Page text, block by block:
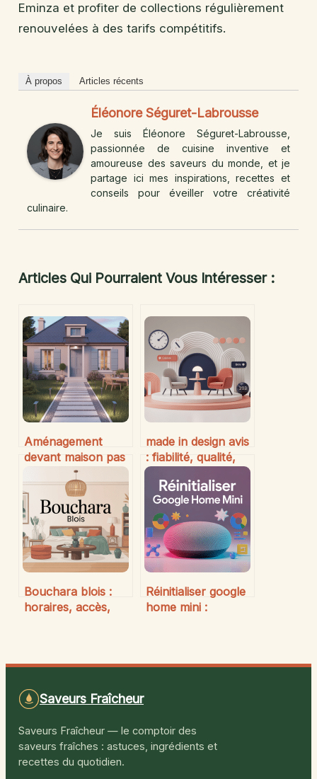
Eminza et profiter de collections régulièrement
renouvelées à des tarifs compétitifs.
À propos Articles récents
Éléonore Séguret-Labrousse
Je suis Éléonore Séguret-Labrousse,
passionnée de cuisine inventive et
amoureuse des saveurs du monde, et je
partage ici mes inspirations, recettes et
conseils pour éveiller votre créativité
culinaire.
Articles Qui Pourraient Vous Intéresser :
Aménagement
devant maison pas
cher : 15 idées
simples et efficaces
made in design avis
: fiabilité, qualité,
service client, que
faut-il en penser ?
Bouchara blois :
horaires, accès,
Réinitialiser google
home mini :
Saveurs Fraîcheur
Saveurs Fraîcheur — le comptoir des
saveurs fraîches : astuces, ingrédients et
recettes du quotidien.